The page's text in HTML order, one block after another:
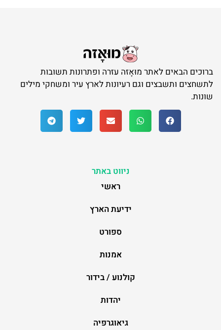
ברוכים הבאים לאתר מוּאָזה עזרה ופתרונות תשובות
לתשחצים ותשבצים וגם רעיונות לארץ עיר ומשחקי מילים
שונות.
ניווט באתר
ראשי
ידיעת הארץ
ספורט
אמנות
קולנוע / בידור
יהדות
גיאוגרפיה